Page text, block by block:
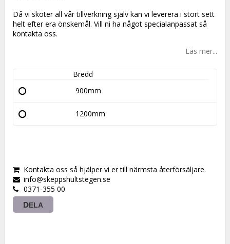
Då vi sköter all vår tillverkning själv kan vi leverera i stort sett
helt efter era önskemål. Vill ni ha något specialanpassat så
kontakta oss.
Läs mer...
Bredd
900mm
1200mm
Kontakta oss så hjälper vi er till närmsta återförsäljare.
info@skeppshultstegen.se
0371-355 00
DELA